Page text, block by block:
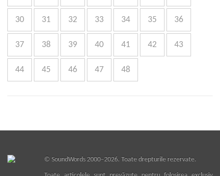
30 31 32 33 34 35 36
37 38 39 40 41 42 43
44 45 46 47 48
© SoundWords2000–2026. Toate drepturile rezervate.